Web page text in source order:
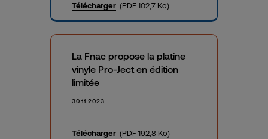
Télécharger (PDF 102,7 Ko)
La Fnac propose la platine
vinyle Pro-Ject en édition
limitée
30.11.2023
Télécharger (PDF 192,8 Ko)